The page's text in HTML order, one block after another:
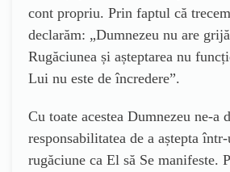
cont propriu. Prin faptul că
declarăm: „Dumnezeu nu are
Rugăciunea și așteptarea nu
Lui nu este de încredere”.
Cu toate acestea Dumnezeu ne-a
responsabilitatea de a aștepta
rugăciune ca El să Se manifeste.